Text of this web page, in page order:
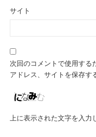
サイト
次回のコメントで使用する
アドレス、サイトを保存す
上に表示された文字を入力